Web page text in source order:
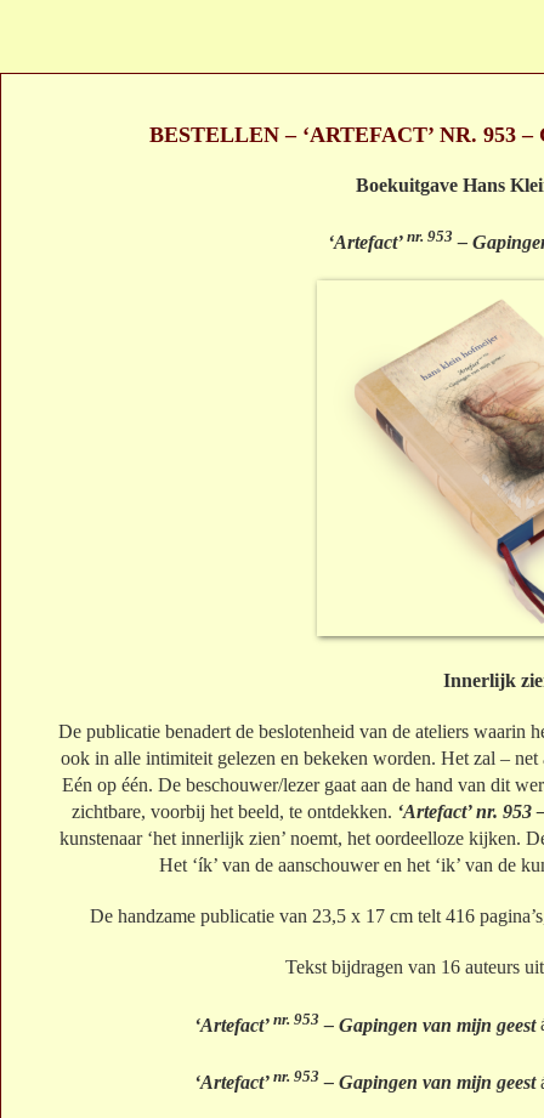
BESTELLEN – ‘ARTEFACT’ NR. 953
Boekuitgave Hans
‘Artefact’nr. 953 –
Innerlijk
De publicatie benadert de beslotenheid van de ateliers waarin
ook in alle intimiteit gelezen en bekeken worden. Het zal –
Eén op één. De beschouwer/lezer gaat aan de hand van dit
zichtbare, voorbij het beeld, te ontdekken. ‘Artefact’ nr. 953
kunstenaar ‘het innerlijk zien’ noemt, het oordeelloze kijken.
Het ‘ík’ van de aanschouwer en het ‘ik’ van de
De handzame publicatie van 23,5 x 17 cm telt 416
Tekst bijdragen van 16 auteurs
‘Artefact’ nr. 953 – Gapingen van mijn geest
‘Artefact’ nr. 953 – Gapingen van mijn geest